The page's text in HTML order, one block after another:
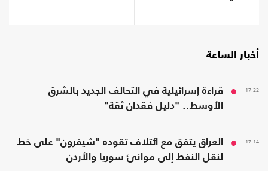
أخبار الساعة
17:22
قراءة إسرائيلية في التحالف الجديد بالشرق
الأوسط.. "دليل فقدان ثقة"
17:14
العراق يتفق مع ائتلاف تقوده "شيفرون" على خط
لنقل النفط إلى موانئ سوريا والأردن